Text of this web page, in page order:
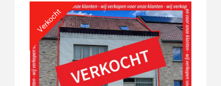
Loods Veurne
Verkocht